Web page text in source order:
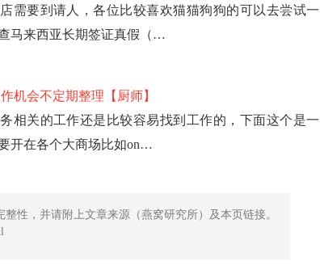
需要到请人，各位比较喜欢猫猫狗狗的可以去尝试一
马来西亚长期签证真假（…
机会不定期整理【厨师】
相关的工作还是比较容易找到工作的，下面这个是一
开在各个大商场比如on…
整性，并请附上文章来源（燕窝研究所）及本页链接。